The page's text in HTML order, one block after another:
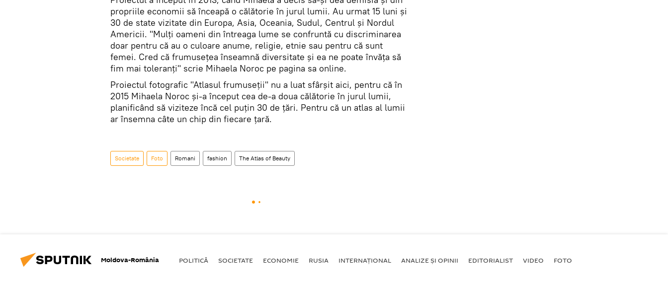
propriile economii să înceapă o călătorie în jurul lumii. Au urmat 15 luni și
30 de state vizitate din Europa, Asia, Oceania, Sudul, Centrul și Nordul
Americii. "Mulți oameni din întreaga lume se confruntă cu discriminarea
doar pentru că au o culoare anume, religie, etnie sau pentru că sunt
femei. Cred că frumusețea înseamnă diversitate și ea ne poate învăța să
fim mai toleranți" scrie Mihaela Noroc pe pagina sa online.
Proiectul fotografic "Atlasul frumuseții" nu a luat sfârșit aici, pentru că în
2015 Mihaela Noroc și-a început cea de-a doua călătorie în jurul lumii,
planificând să viziteze încă cel puțin 30 de țări. Pentru că un atlas al lumii
ar însemna câte un chip din fiecare țară.
Societate Foto Romani fashion The Atlas of Beauty
Moldova-România POLITICĂ SOCIETATE ECONOMIE RUSIA INTERNAŢIONAL ANALIZE ȘI OPINII EDITORIALIST VIDEO FOTO